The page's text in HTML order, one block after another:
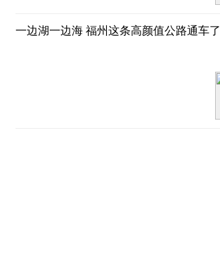
一边湖一边海 福州这条高颜值公路通车了